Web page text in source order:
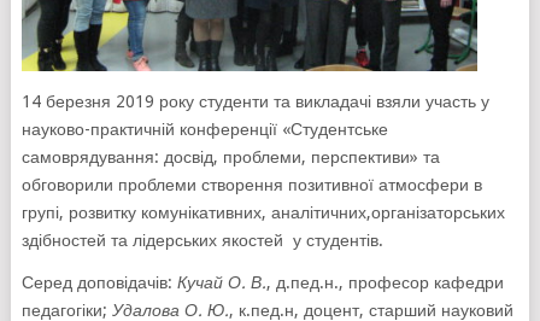
14 березня 2019 року студенти та викладачі взяли участь у
науково-практичній конференції «Студентське
самоврядування: досвід, проблеми, перспективи» та
обговорили проблеми створення позитивної атмосфери в
групі, розвитку комунікативних, аналітичних,організаторських
здібностей та лідерських якостей у студентів.
Серед доповідачів: Кучай О. В., д.пед.н., професор кафедри
педагогіки; Удалова О. Ю., к.пед.н, доцент, старший науковий